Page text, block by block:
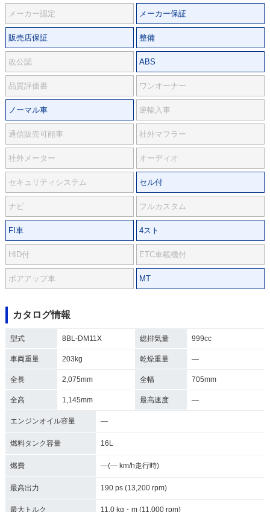
メーカー認定 メーカー保証
販売店保証 整備
改公認 ABS
品質評価書 ワンオーナー
ノーマル車 逆輸入車
通信販売可能車 社外マフラー
社外メーター オーディオ
セキュリティシステム セル付
ナビ フルカスタム
FI車 4スト
HID付 ETC車載機付
ボアアップ車 MT
カタログ情報
型式 8BL-DM11X 総排気量 999cc
車両重量 203kg 乾燥重量 ―
全長 2,075mm 全幅 705mm
全高 1,145mm 最高速度 ―
エンジンオイル容量 ―
燃料タンク容量 16L
燃費 ―(― km/h走行時)
最高出力 190 ps (13,200 rpm)
最大トルク 11.0 kg・m (11,000 rpm)